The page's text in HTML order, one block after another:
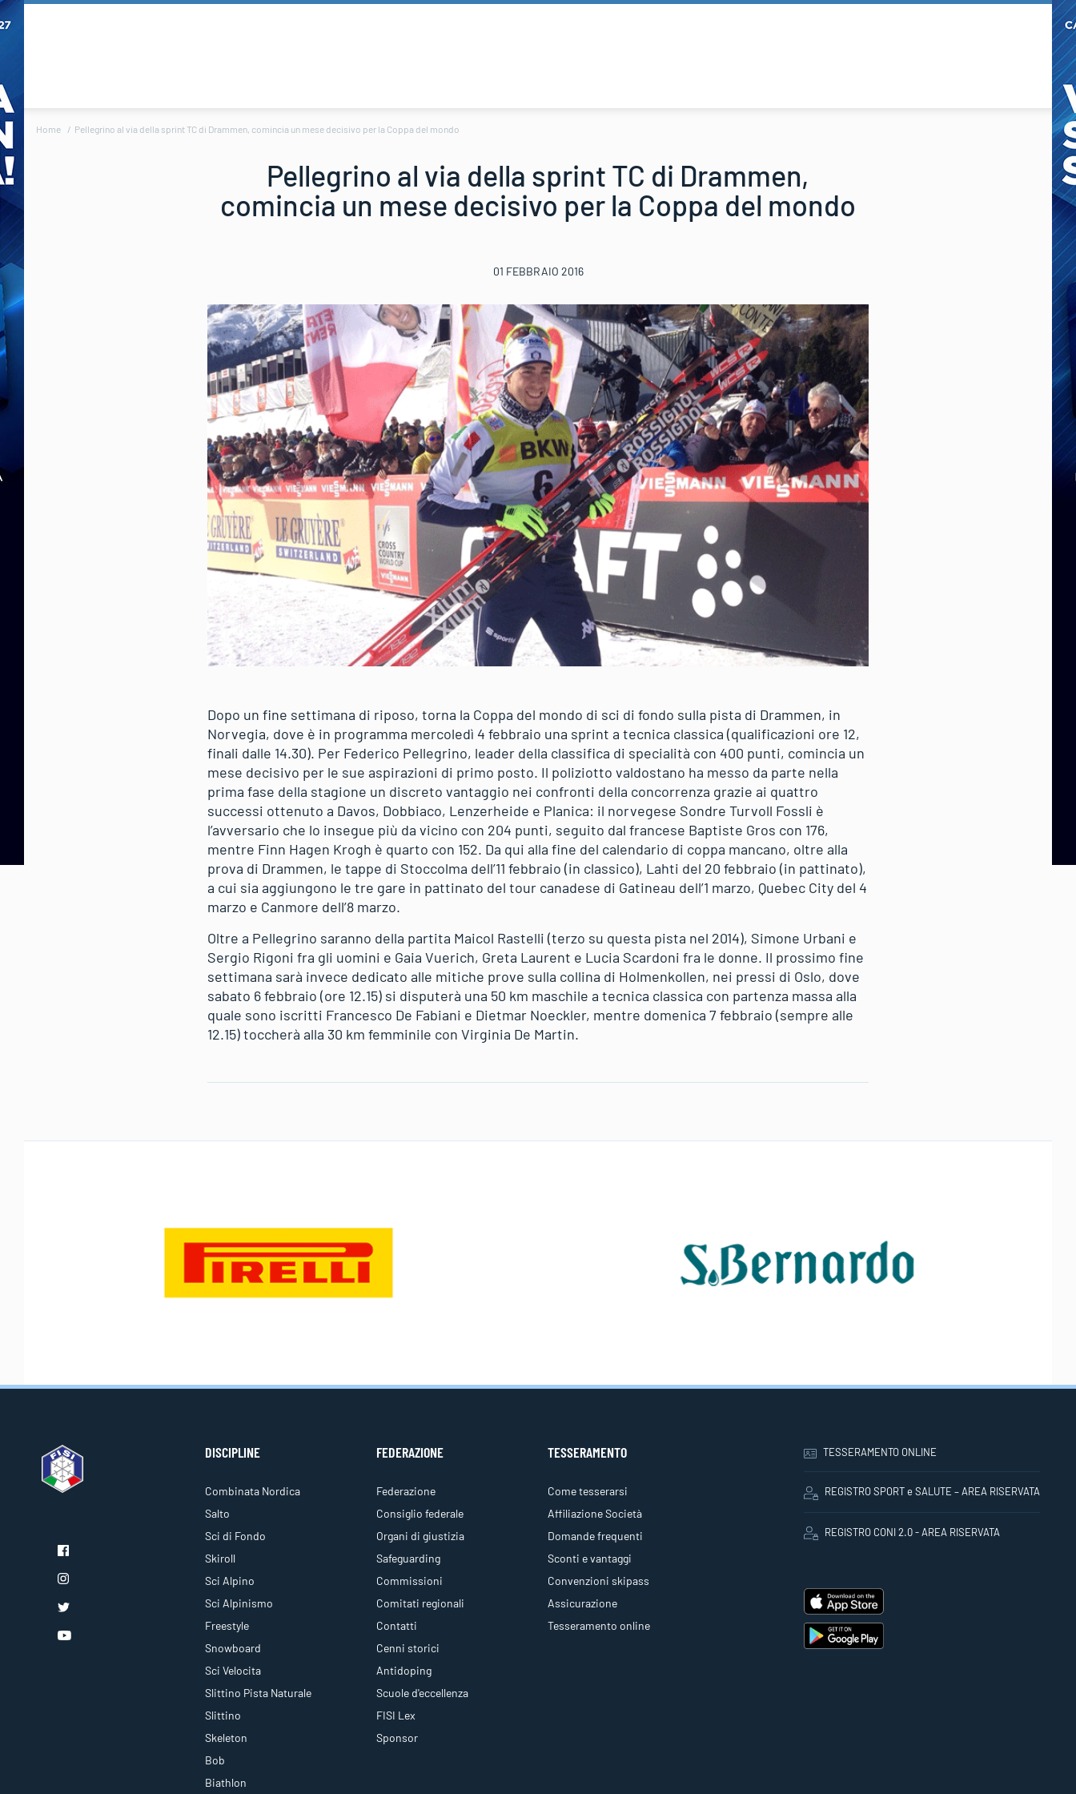
Home Pellegrino al via della sprint TC di Drammen, comincia un mese decisivo per la Coppa del mondo
Pellegrino al via della sprint TC di Drammen,
comincia un mese decisivo per la Coppa del mondo
01 FEBBRAIO 2016
Dopo un fine settimana di riposo, torna la Coppa del mondo di sci di fondo sulla pista di Drammen, in
Norvegia, dove è in programma mercoledì 4 febbraio una sprint a tecnica classica (qualificazioni ore 12,
finali dalle 14.30). Per Federico Pellegrino, leader della classifica di specialità con 400 punti, comincia un
mese decisivo per le sue aspirazioni di primo posto. Il poliziotto valdostano ha messo da parte nella
prima fase della stagione un discreto vantaggio nei confronti della concorrenza grazie ai quattro
successi ottenuto a Davos, Dobbiaco, Lenzerheide e Planica: il norvegese Sondre Turvoll Fossli è
l’avversario che lo insegue più da vicino con 204 punti, seguito dal francese Baptiste Gros con 176,
mentre Finn Hagen Krogh è quarto con 152. Da qui alla fine del calendario di coppa mancano, oltre alla
prova di Drammen, le tappe di Stoccolma dell’11 febbraio (in classico), Lahti del 20 febbraio (in pattinato),
a cui sia aggiungono le tre gare in pattinato del tour canadese di Gatineau dell’1 marzo, Quebec City del 4
marzo e Canmore dell’8 marzo.
Oltre a Pellegrino saranno della partita Maicol Rastelli (terzo su questa pista nel 2014), Simone Urbani e
Sergio Rigoni fra gli uomini e Gaia Vuerich, Greta Laurent e Lucia Scardoni fra le donne. Il prossimo fine
settimana sarà invece dedicato alle mitiche prove sulla collina di Holmenkollen, nei pressi di Oslo, dove
sabato 6 febbraio (ore 12.15) si disputerà una 50 km maschile a tecnica classica con partenza massa alla
quale sono iscritti Francesco De Fabiani e Dietmar Noeckler, mentre domenica 7 febbraio (sempre alle
12.15) toccherà alla 30 km femminile con Virginia De Martin.
DISCIPLINE
Combinata Nordica
Salto
Sci di Fondo
Skiroll
Sci Alpino
Sci Alpinismo
Freestyle
Snowboard
Sci Velocita
Slittino Pista Naturale
Slittino
Skeleton
Bob
Biathlon
FEDERAZIONE
Federazione
Consiglio federale
Organi di giustizia
Safeguarding
Commissioni
Comitati regionali
Contatti
Cenni storici
Antidoping
Scuole d'eccellenza
FISI Lex
Sponsor
TESSERAMENTO
Come tesserarsi
Affiliazione Società
Domande frequenti
Sconti e vantaggi
Convenzioni skipass
Assicurazione
Tesseramento online
TESSERAMENTO ONLINE
REGISTRO SPORT e SALUTE – AREA RISERVATA
REGISTRO CONI 2.0 - AREA RISERVATA